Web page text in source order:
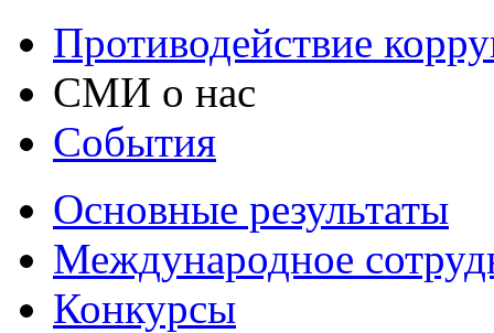
Противодействие
СМИ о нас
События
Основные результаты
Международное
Конкурсы